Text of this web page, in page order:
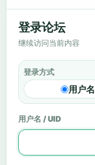
登录论坛
继续访问当前内容
登录方式
用户名
用户名 / UID